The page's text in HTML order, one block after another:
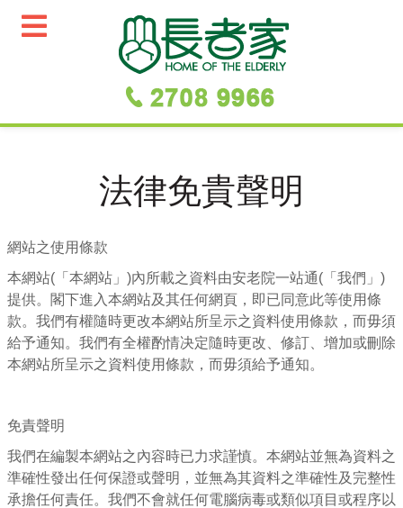
法律免貴聲明
網站之使用條款
本網站(「本網站」)內所載之資料由安老院一站通(「我們」)
提供。閣下進入本網站及其任何網頁，即已同意此等使用條
款。我們有權隨時更改本網站所呈示之資料使用條款，而毋須
給予通知。我們有全權酌情决定隨時更改、修訂、增加或刪除
本網站所呈示之資料使用條款，而毋須給予通知。
免責聲明
我們在編製本網站之內容時已力求謹慎。本網站並無為資料之
準確性發出任何保證或聲明，並無為其資料之準確性及完整性
承擔任何責任。我們不會就任何電腦病毒或類似項目或程序以